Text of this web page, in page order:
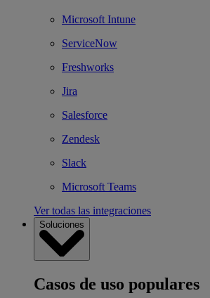
Microsoft Intune
ServiceNow
Freshworks
Jira
Salesforce
Zendesk
Slack
Microsoft Teams
Ver todas las integraciones
Soluciones
Casos de uso populares